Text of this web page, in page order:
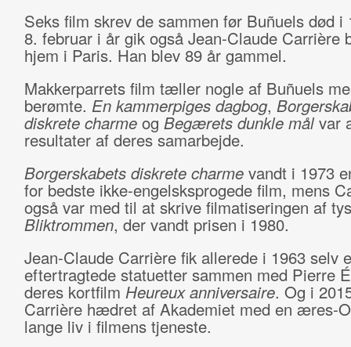
Seks film skrev de sammen før Buñuels død i
8. februar i år gik også Jean-Claude Carrière
hjem i Paris. Han blev 89 år gammel.
Makkerparrets film tæller nogle af Buñuels
berømte. En kammerpiges dagbog,
diskrete charme og Begærets dunkle mål var
resultater af deres samarbejde.
Borgerskabets diskrete charme vandt i 1973
for bedste ikke-engelsksprogede film, mens
også var med til at skrive filmatiseringen af
Bliktrommen, der vandt prisen i 1980.
Jean-Claude Carrière fik allerede i 1963 selv
eftertragtede statuetter sammen med Pierre
deres kortfilm Heureux anniversaire. Og i
Carrière hædret af Akademiet med en æres-
lange liv i filmens tjeneste.